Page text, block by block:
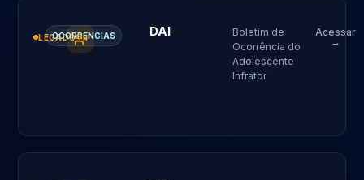
LEGADO
OCORRENCIAS DAI
Boletim de
Ocorrência do
Adolescente
Infrator
Acessar
→